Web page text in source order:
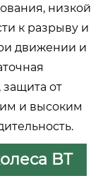
низкой
к разрыву и
движении и
защита от
и высоким
BT